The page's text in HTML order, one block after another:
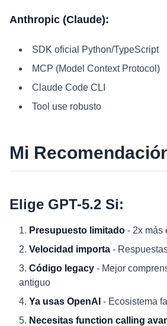
Anthropic (Claude):
SDK oficial Python/TypeScript
MCP (Model Context Protocol)
Claude Code CLI
Tool use robusto
Mi
Elige GPT-5.2 Si:
Presupuesto limitado - 2x más
Velocidad importa -
Código legacy - Mejor
antiguo
Ya usas OpenAI - Ecosistema
Necesitas function calling